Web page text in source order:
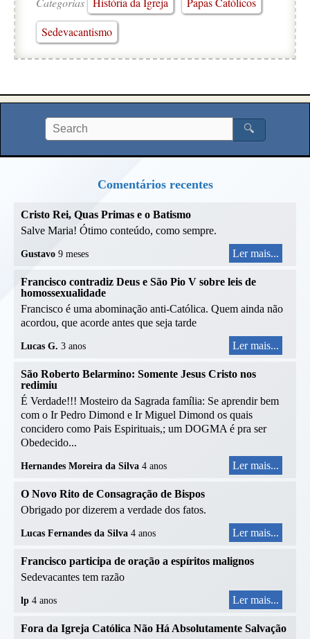
Sedevacantismo
🔍
Comentários recentes
Cristo Rei, Quas Primas e o Batismo
Salve Maria! Ótimo conteúdo, como sempre.
Gustavo 9 meses Ler mais...
Francisco contradiz Deus e São Pio V sobre leis de
homossexualidade
Francisco é uma abominação anti-Católica. Quem ainda não
acordou, que acorde antes que seja tarde
Lucas G. 3 anos Ler mais...
São Roberto Belarmino: Somente Jesus Cristo nos
redimiu
É Verdade!!! Mosteiro da Sagrada família: Se aprendir bem
com o Ir Pedro Dimond e Ir Miguel Dimond os quais
concidero como Pais Espirituais,; um DOGMA é pra ser
Obedecido...
Hernandes Moreira da Silva 4 anos Ler mais...
O Novo Rito de Consagração de Bispos
Obrigado por dizerem a verdade dos fatos.
Lucas Fernandes da Silva 4 anos Ler mais...
Francisco participa de oração a espíritos malignos
Sedevacantes tem razão
lp 4 anos Ler mais...
Fora da Igreja Católica Não Há Absolutamente Salvação